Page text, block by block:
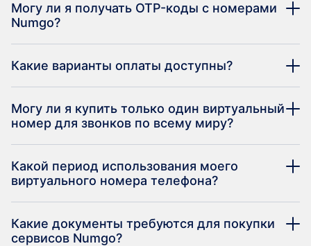
Могу ли я получать OTP-коды с номерами
Numgo?
Какие варианты оплаты доступны?
Могу ли я купить только один виртуальный
номер для звонков по всему миру?
Какой период использования моего
виртуального номера телефона?
Какие документы требуются для покупки
сервисов Numgo?